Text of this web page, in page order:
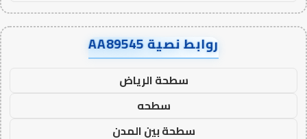
روابط نصية AA89545
سطحة الرياض
سطحه
سطحة بين المدن